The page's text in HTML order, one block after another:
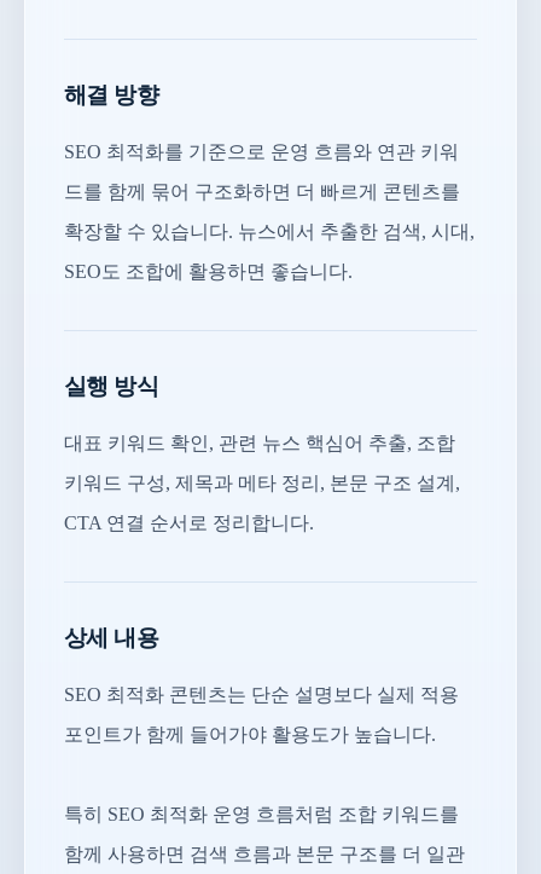
해결 방향
SEO 최적화를 기준으로 운영 흐름와 연관 키워
드를 함께 묶어 구조화하면 더 빠르게 콘텐츠를
확장할 수 있습니다. 뉴스에서 추출한 검색, 시대,
SEO도 조합에 활용하면 좋습니다.
실행 방식
대표 키워드 확인, 관련 뉴스 핵심어 추출, 조합
키워드 구성, 제목과 메타 정리, 본문 구조 설계,
CTA 연결 순서로 정리합니다.
상세 내용
SEO 최적화 콘텐츠는 단순 설명보다 실제 적용
포인트가 함께 들어가야 활용도가 높습니다.
특히 SEO 최적화 운영 흐름처럼 조합 키워드를
함께 사용하면 검색 흐름과 본문 구조를 더 일관